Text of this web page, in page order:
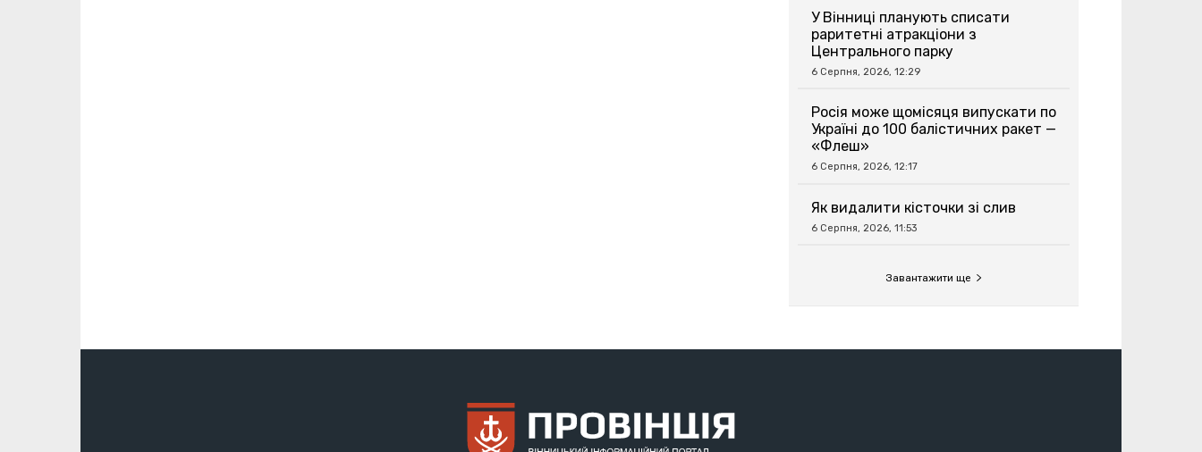
У Вінниці планують списати
раритетні атракціони з
Центрального парку
6 Серпня, 2026, 12:29
Росія може щомісяця випускати по
Україні до 100 балістичних ракет —
«Флеш»
6 Серпня, 2026, 12:17
Як видалити кісточки зі слив
6 Серпня, 2026, 11:53
Завантажити ще